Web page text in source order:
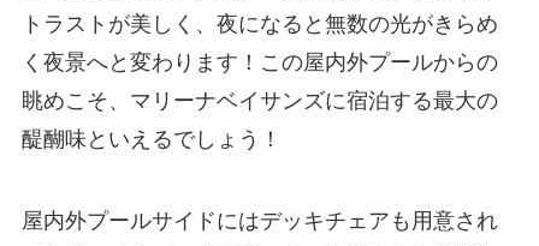
トラストが美しく、夜になると無数の光がきらめ
く夜景へと変わります！この屋内外プールからの
眺めこそ、マリーナベイサンズに宿泊する最大の
醍醐味といえるでしょう！
屋内外プールサイドにはデッキチェアも用意され